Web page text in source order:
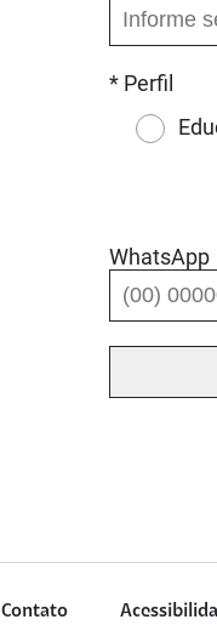
* Perfil
WhatsApp
Contato